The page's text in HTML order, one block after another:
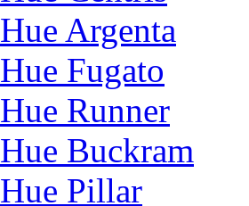
Hue Argenta
Hue Fugato
Hue Runner
Hue Buckram
Hue Pillar